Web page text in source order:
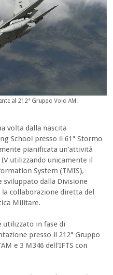
al 212° Gruppo Volo AM.
volta dalla nascita
School presso il 61° Stormo
pianificata un’attività
utilizzando unicamente il
System (TMIS),
sviluppato dalla Divisione
la collaborazione diretta del
Militare.
utilizzato in fase di
presso il 212° Gruppo
e 3 M346 dell’IFTS con